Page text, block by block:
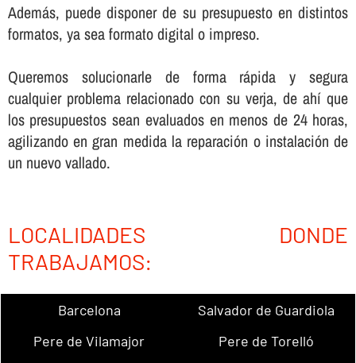
Además, puede disponer de su presupuesto en distintos
formatos, ya sea formato digital o impreso.
Queremos solucionarle de forma rápida y segura
cualquier problema relacionado con su verja, de ahí­ que
los presupuestos sean evaluados en menos de 24 horas,
agilizando en gran medida la reparación o instalación de
un nuevo vallado.
LOCALIDADES DONDE
TRABAJAMOS:
Barcelona
Salvador de Guardiola
Pere de Vilamajor
Pere de Torelló